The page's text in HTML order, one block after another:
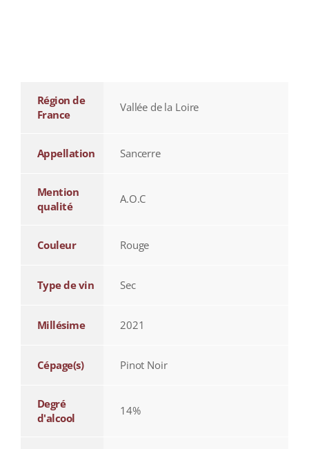
Région de
France
Vallée de la Loire
Appellation Sancerre
Mention
qualité
A.O.C
Couleur Rouge
Type de vin Sec
Millésime 2021
Cépage(s) Pinot Noir
Degré
d'alcool
14%